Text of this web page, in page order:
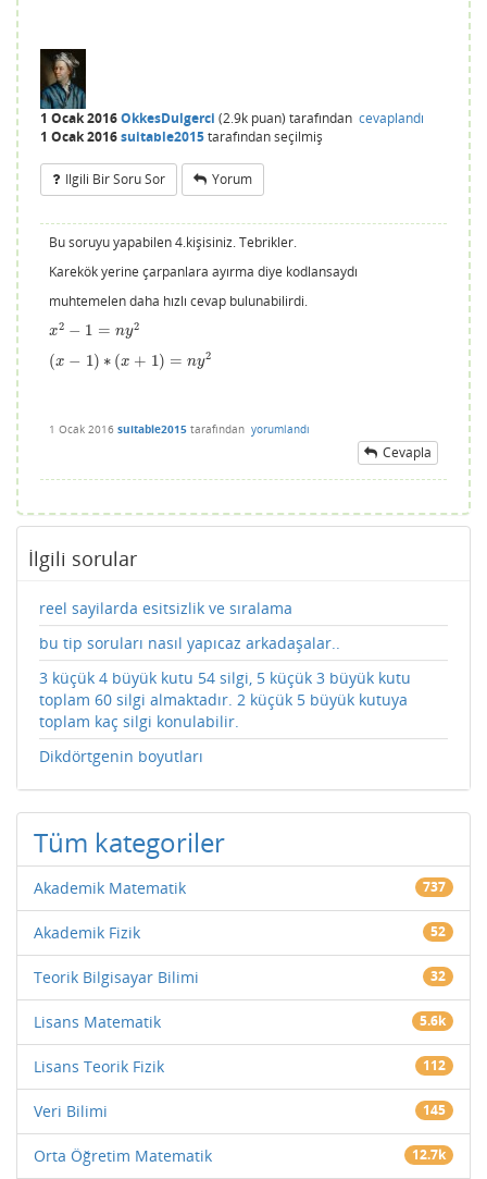
1 Ocak 2016OkkesDulgerci (2.9k puan) tarafından cevaplandı
1 Ocak 2016suitable2015tarafındanseçilmiş
Ilgili Bir Soru Sor Yorum
Bu soruyu yapabilen 4.kişisiniz. Tebrikler.
Karekök yerine çarpanlara ayırma diye kodlansaydı
muhtemelen daha hızlı cevap bulunabilirdi.
x2 − 1 = ny2
x2−1= n y2
(x − 1) ∗ (x + 1) = ny2
(x− 1)∗(x +1)=ny2
1 Ocak 2016 suitable2015 tarafından yorumlandı
Cevapla
İlgili sorular
reel sayilarda esitsizlik ve sıralama
bu tip soruları nasıl yapıcaz arkadaşalar..
3 küçük 4 büyük kutu 54 silgi, 5 küçük 3 büyük kutu
toplam 60 silgi almaktadır. 2 küçük 5 büyük kutuya
toplam kaç silgi konulabilir.
Dikdörtgenin boyutları
Tüm kategoriler
Akademik Matematik 737
Akademik Fizik 52
Teorik Bilgisayar Bilimi 32
Lisans Matematik 5.6k
Lisans Teorik Fizik 112
Veri Bilimi 145
Orta Öğretim Matematik 12.7k